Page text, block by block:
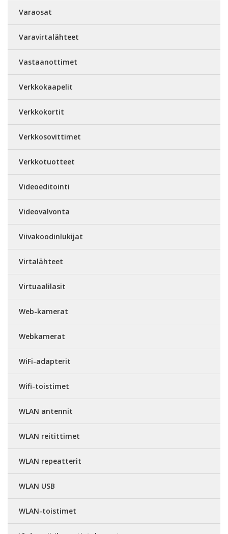
Varaosat
Varavirtalähteet
Vastaanottimet
Verkkokaapelit
Verkkokortit
Verkkosovittimet
Verkkotuotteet
Videoeditointi
Videovalvonta
Viivakoodinlukijat
Virtalähteet
Virtuaalilasit
Web-kamerat
Webkamerat
WiFi-adapterit
Wifi-toistimet
WLAN antennit
WLAN reitittimet
WLAN repeatterit
WLAN USB
WLAN-toistimet